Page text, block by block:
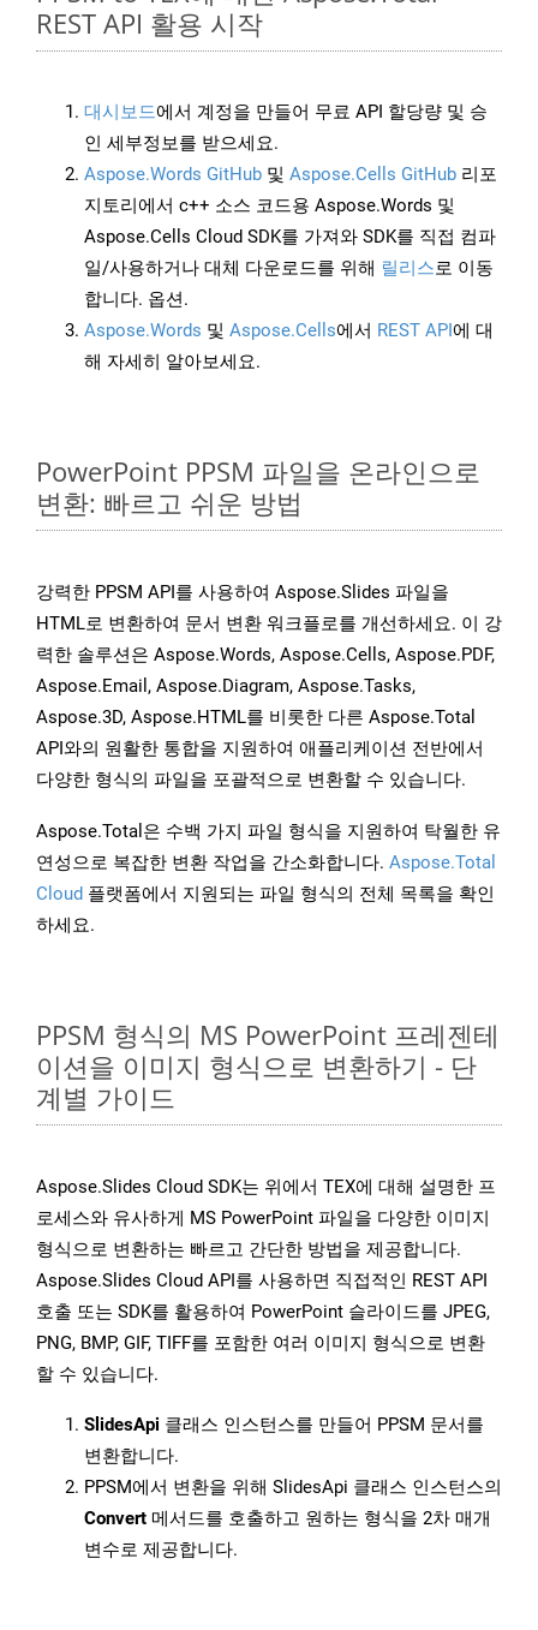
REST API 활용 시작
대시보드에서 계정을 만들어 무료 API 할당량 및 승
인 세부정보를 받으세요.
Aspose.Words GitHub 및 Aspose.Cells GitHub 리포
지토리에서 c++ 소스 코드용 Aspose.Words 및
Aspose.Cells Cloud SDK를 가져와 SDK를 직접 컴파
일/사용하거나 대체 다운로드를 위해 릴리스로 이동
합니다. 옵션.
Aspose.Words 및 Aspose.Cells에서 REST API에 대
해 자세히 알아보세요.
PowerPoint PPSM 파일을 온라인으로
변환: 빠르고 쉬운 방법
강력한 PPSM API를 사용하여 Aspose.Slides 파일을
HTML로 변환하여 문서 변환 워크플로를 개선하세요. 이 강
력한 솔루션은 Aspose.Words, Aspose.Cells, Aspose.PDF,
Aspose.Email, Aspose.Diagram, Aspose.Tasks,
Aspose.3D, Aspose.HTML를 비롯한 다른 Aspose.Total
API와의 원활한 통합을 지원하여 애플리케이션 전반에서
다양한 형식의 파일을 포괄적으로 변환할 수 있습니다.
Aspose.Total은 수백 가지 파일 형식을 지원하여 탁월한 유
연성으로 복잡한 변환 작업을 간소화합니다. Aspose.Total
Cloud 플랫폼에서 지원되는 파일 형식의 전체 목록을 확인
하세요.
PPSM 형식의 MS PowerPoint 프레젠테
이션을 이미지 형식으로 변환하기 - 단
계별 가이드
Aspose.Slides Cloud SDK는 위에서 TEX에 대해 설명한 프
로세스와 유사하게 MS PowerPoint 파일을 다양한 이미지
형식으로 변환하는 빠르고 간단한 방법을 제공합니다.
Aspose.Slides Cloud API를 사용하면 직접적인 REST API
호출 또는 SDK를 활용하여 PowerPoint 슬라이드를 JPEG,
PNG, BMP, GIF, TIFF를 포함한 여러 이미지 형식으로 변환
할 수 있습니다.
SlidesApi 클래스 인스턴스를 만들어 PPSM 문서를
변환합니다.
PPSM에서 변환을 위해 SlidesApi 클래스 인스턴스의
Convert 메서드를 호출하고 원하는 형식을 2차 매개
변수로 제공합니다.